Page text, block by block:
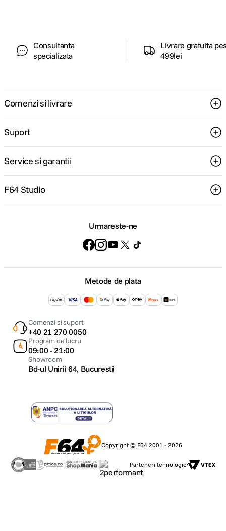
Consultanta
specializata
Livrare gratuita
499lei
Comenzi si livrare
Suport
Service si garantii
F64 Studio
Urmareste-ne
Metode de plata
Comenzi si suport
+40 21 270 0050
Program de lucru
09:00 - 21:00
Showroom
Bd-ul Unirii 64, Bucuresti
Copyright © F64 2001 - 2026
Parteneri tehnologie: